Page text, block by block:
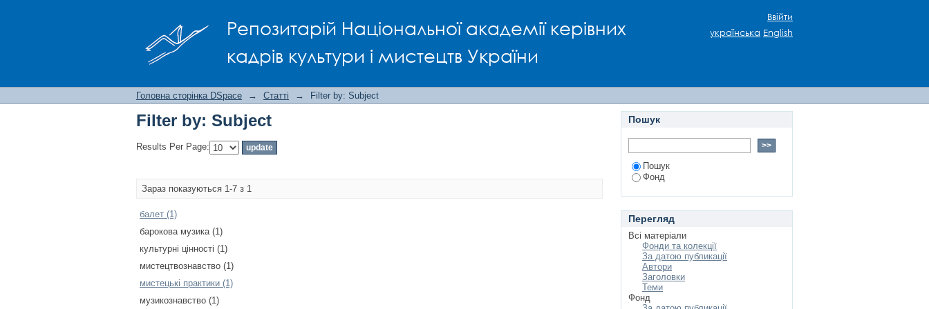
Репозитарій Національної академії керівних
кадрів культури і мистецтв України
Ввійти
українська English
Головна сторінка DSpace → Статті → Filter by: Subject
Filter by: Subject
Results Per Page:
Зараз показуються 1-7 з 1
балет (1)
барокова музика (1)
культурні цінності (1)
мистецтвознавство (1)
мистецькі практики (1)
музикознавство (1)
Пошук
Пошук
Фонд
Перегляд
Всі матеріали
Фонди та колекції
За датою публикації
Автори
Заголовки
Теми
Фонд